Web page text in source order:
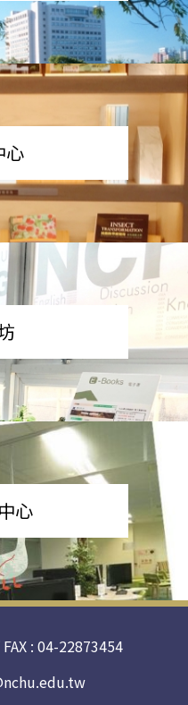
心
心
: 04-22873454